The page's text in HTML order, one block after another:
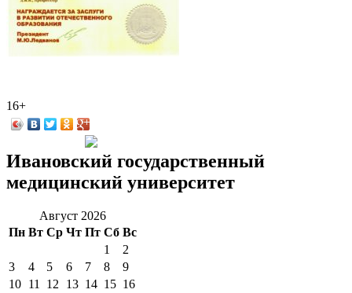
16+
Ивановский государственный
медицинский университет
Август 2026
Пн Вт Ср Чт Пт Сб Вс
1
2
3
4 5 6 7 8
9
10 11 12 13 14 15 16